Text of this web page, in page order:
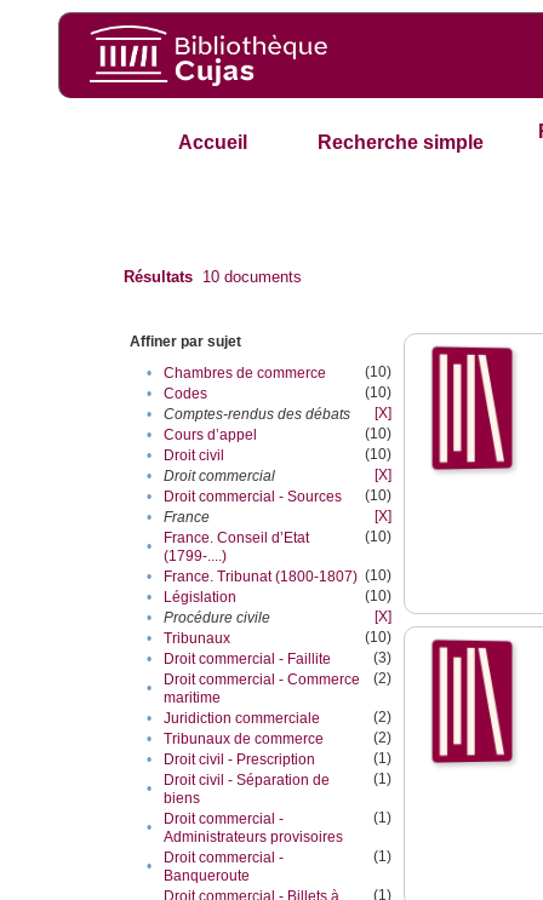
Accueil Recherche simple
Résultats 10 documents
Affiner par sujet
•
Chambres de commerce
(10)
•
Codes
(10)
•
Comptes-rendus des débats
[X]
•
Cours d’appel
(10)
•
Droit civil
(10)
•
Droit commercial
[X]
•
Droit commercial - Sources
(10)
•
France
[X]
•
France. Conseil d’Etat
(1799-....)
(10)
• France. Tribunat (1800-1807) (10)
•
Législation
(10)
•
Procédure civile
[X]
•
Tribunaux
(10)
•
Droit commercial - Faillite
(3)
•
Droit commercial - Commerce
maritime
(2)
• Juridiction commerciale
(2)
•
Tribunaux de commerce
(2)
•
Droit civil - Prescription
(1)
•
Droit civil - Séparation de
biens
(1)
•
Droit commercial -
Administrateurs provisoires
(1)
•
Droit commercial -
Banqueroute
(1)
(1)